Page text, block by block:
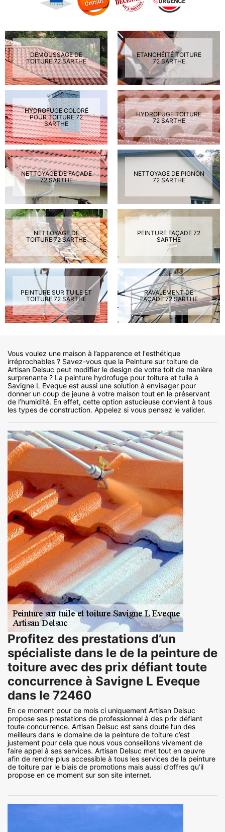
DEMOUSSAGE DE
TOITURE 72 SARTHE
ETANCHÉITÉ TOITURE
72 SARTHE
HYDROFUGE COLORÉ
POUR TOITURE 72
SARTHE
HYDROFUGE TOITURE
72 SARTHE
NETTOYAGE DE FAÇADE
72 SARTHE
NETTOYAGE DE PIGNON
72 SARTHE
NETTOYAGE DE
TOITURE 72 SARTHE
PEINTURE FAÇADE 72
SARTHE
PEINTURE SUR TUILE ET
TOITURE 72 SARTHE
RAVALEMENT DE
FAÇADE 72 SARTHE
Vous voulez une maison à l’apparence et l'esthétique
irréprochables ? Savez-vous que la Peinture sur toiture de
Artisan Delsuc peut modifier le design de votre toit de manière
surprenante ? La peinture hydrofuge pour toiture et tuile à
Savigne L Eveque est aussi une solution à envisager pour
donner un coup de jeune à votre maison tout en le préservant
de l’humidité. En effet, cette option astucieuse convient à tous
les types de construction. Appelez si vous pensez le valider.
Profitez des prestations d’un
spécialiste dans le de la peinture de
toiture avec des prix défiant toute
concurrence à Savigne L Eveque
dans le 72460
En ce moment pour ce mois ci uniquement Artisan Delsuc
propose ses prestations de professionnel à des prix défiant
toute concurrence. Artisan Delsuc est sans doute l’un des
meilleurs dans le domaine de la peinture de toiture c’est
justement pour cela que nous vous conseillons vivement de
faire appel à ses services. Artisan Delsuc met tout en œuvre
afin de rendre plus accessible à tous les services de la peinture
de toiture par le biais de promotions mais aussi d’offres qu’il
propose en ce moment sur son site internet.